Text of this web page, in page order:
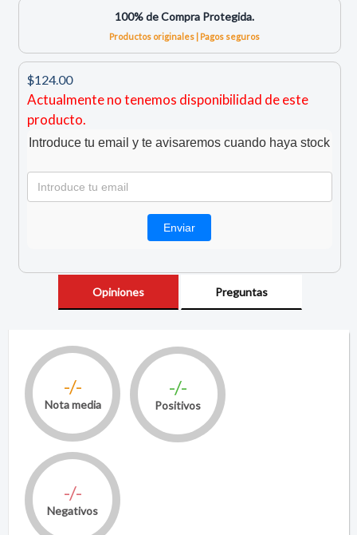
100% de Compra Protegida.
Productos originales | Pagos seguros
$124.00
Actualmente no tenemos disponibilidad de este
producto.
Introduce tu email y te avisaremos cuando haya stock
Opiniones Preguntas
-/-
Nota media
-/-
Positivos
-/-
Negativos